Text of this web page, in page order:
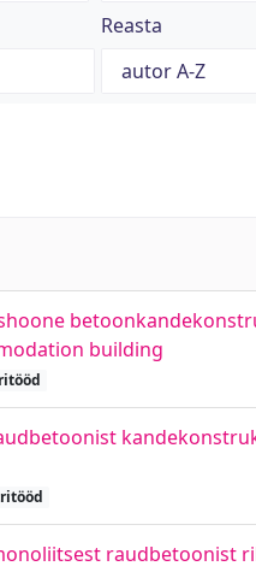
Reasta
building
raudbetoonist